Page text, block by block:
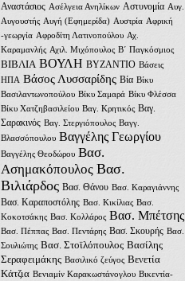
Αναστάσιος Ασέλγεια Ανηλίκων Αστυνομία Αυγ.
Αυγουστής Αυγή (Εφημερίδα) Αυστρία Αφρική
-γεωργία Αφροδίτη Λατινοπούλου Αχ.
Καραμανλής Αχιλ. Μιχόπουλος Β΄ Παγκόσμιος
ΒΙΒΛΙΑ ΒΟΥΛΗ ΒΥΖΑΝΤΙΟ Βάσεις
ΗΠΑ Βάσος Λυσσαρίδης Βία Βίκυ
Βασιλαντωνοπούλου Βίκυ Σαμαρά Βίκυ Φλέσσα
Βίκυ Χατζηβασιλείου Βαγ. Κρητικός Βαγ.
Σαρακινός Βαγ. Στεργιόπουλος Βαγγ.
Βλασσόπουλου Βαγγέλης Γεωργίου
Βαγγέλης Θεοδώρου Βασ.
Ασημακόπουλος Βασ.
Βιλιάρδος Βασ. Θάνου Βασ. Καραγιάννης
Βασ. Καραποστόλης Βασ. Κικίλιας Βασ.
Κοκοτσάκης Βασ. Κολλάρος Βασ. Μπέτσης
Βασ. Πέππας Βασ. Πεντάρης Βασ. Σκουρής Βασ.
Σουλιώτης Βασ. Στοϊλόπουλος Βασίλης
Σεραφειμάκης Βασιλικό ζεύγος Βενετία
Κάτζια Βενιαμίν Καρακωστάνογλου Βικεντία-